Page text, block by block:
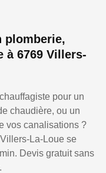
plomberie,
à 6769 Villers-
pour un
chaudière, ou un
vos canalisations ?
La-Loue se
Devis gratuit sans